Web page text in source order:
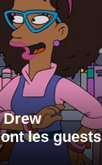
les guests